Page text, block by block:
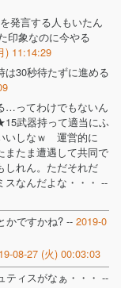
発言する人もいたん
印象なのに今やる
) 11:14:29
30秒待たずに進める
…ってわけでもないん
武器持って適当にふ
いしなｗ 運営的に
またま遭遇して共同で
しれん。ただそれだ
スなんだよな・・・ --
かですかね? -- 2019-0
08-27 (火) 00:03:03
ティスがなぁ・・・ --